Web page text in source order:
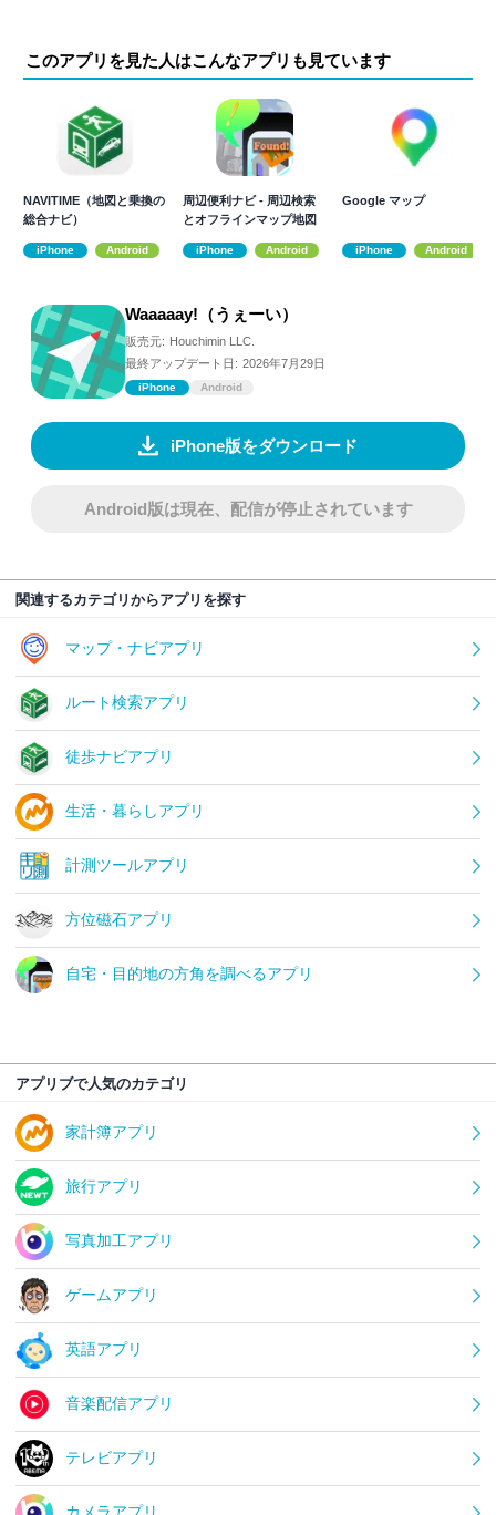
このアプリを見た人はこんなアプリも見ています
NAVITIME（地図と乗換の
総合ナビ）
iPhone Android
周辺便利ナビ - 周辺検索
とオフラインマップ地図
iPhone Android
Google マップ
iPhone Android
Waaaaay!（うぇーい）
販売元: Houchimin LLC.
最終アップデート日: 2026年7月29日
iPhone Android
iPhone版をダウンロード
Android版は現在、配信が停止されています
関連するカテゴリからアプリを探す
マップ・ナビアプリ
ルート検索アプリ
徒歩ナビアプリ
生活・暮らしアプリ
計測ツールアプリ
方位磁石アプリ
自宅・目的地の方角を調べるアプリ
アプリブで人気のカテゴリ
家計簿アプリ
旅行アプリ
写真加工アプリ
ゲームアプリ
英語アプリ
音楽配信アプリ
テレビアプリ
カメラアプリ